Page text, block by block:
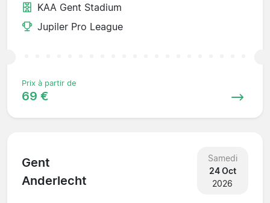
KAA Gent Stadium
Jupiler Pro League
Prix à partir de
69 €
Gent
Anderlecht
Samedi
24 Oct
2026